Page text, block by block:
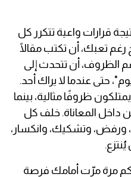
قرارات واعية تتكرر كل
تعبك، أن تكتب مقالًا
الظروف، أن تتحدث إلى
حتى عندما لا يراك أحد.
ظروفًا مثالية، بينما
داخل المعاناة. خلف كل
ورفض، وتشكيك، وانكسار،
كم مرة مرّت أمامك فرصة